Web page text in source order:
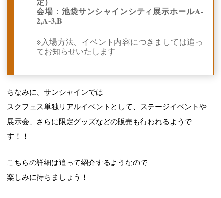
会場：池袋サンシャインシティ展示ホールA-
2,A-3,B
※入場方法、イベント内容につきましては追っ
てお知らせいたします
ちなみに、サンシャインでは
スクフェス単独リアルイベントとして、ステージイベントや
展示会、さらに限定グッズなどの販売も行われるようで
す！！
こちらの詳細は追って紹介するようなので
楽しみに待ちましょう！